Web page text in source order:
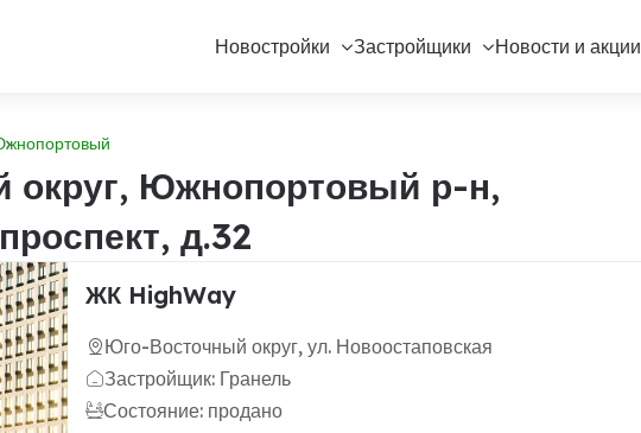
Новостройки Застройщики Новости и акции
округ, Южнопортовый р-н,
д.32
ЖК HighWay
Юго-Восточный округ, ул. Новоостаповская
Застройщик: Гранель
Состояние: продано